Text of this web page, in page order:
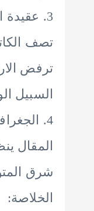
3. عقيدة البقاء:
تصف
ترفض
السبيل
4. الجغرافيا السياسية المتصلة:
المقال
شرق
الخلاصة: